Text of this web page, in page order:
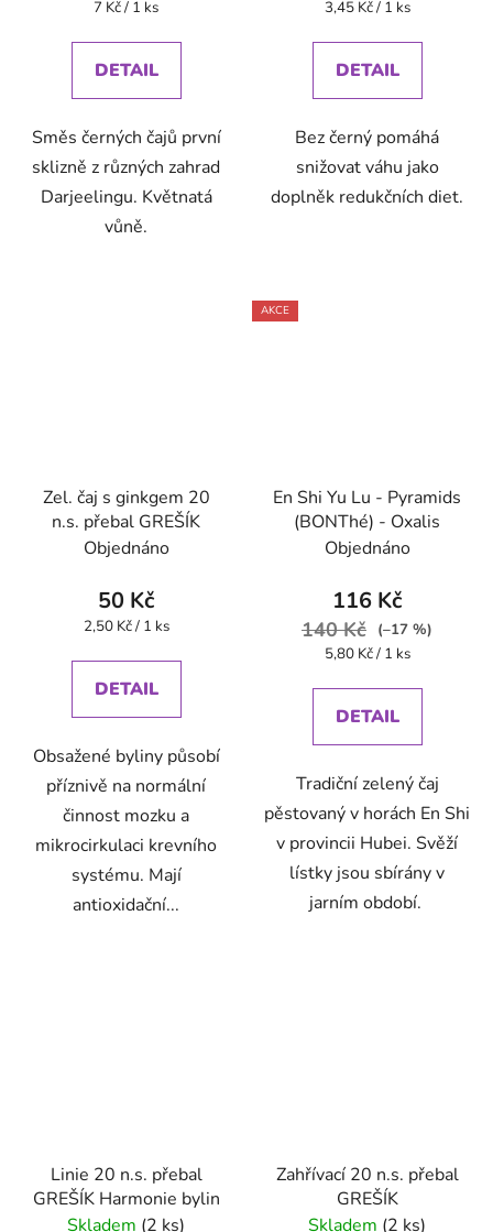
Měrná
7 Kč / 1 ks
DETAIL
Směs černých čajů první
sklizně z různých zahrad
Darjeelingu. Květnatá
vůně.
Měrná
3,45 Kč / 1 ks
DETAIL
Bez černý pomáhá
snižovat váhu jako
doplněk redukčních diet.
Zel. čaj s ginkgem 20
n.s. přebal GREŠÍK
Objednáno
50 Kč
Měrná
2,50 Kč / 1 ks
DETAIL
Obsažené byliny působí
příznivě na normální
činnost mozku a
mikrocirkulaci krevního
systému. Mají
antioxidační...
AKCE
En Shi Yu Lu - Pyramids
(BONThé) - Oxalis
Objednáno
116 Kč
140 Kč
(–17 %)
Měrná
5,80 Kč / 1 ks
DETAIL
Tradiční zelený čaj
pěstovaný v horách En Shi
v provincii Hubei. Svěží
lístky jsou sbírány v
jarním období.
Linie 20 n.s. přebal
GREŠÍK Harmonie bylin
Skladem (2 ks)
Zahřívací 20 n.s. přebal
GREŠÍK
Skladem (2 ks)